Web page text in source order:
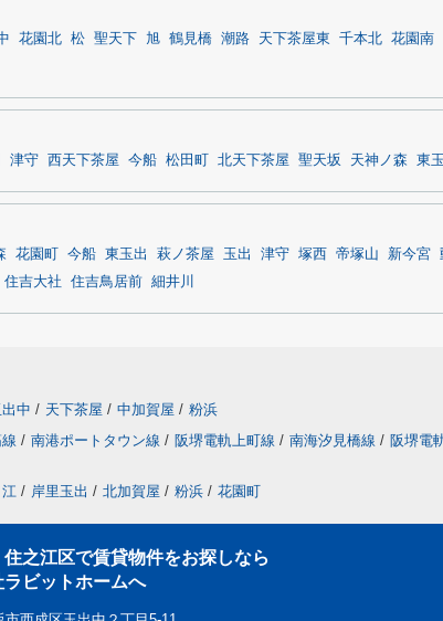
花園北 松 聖天下 旭 鶴見橋 潮路 天下茶屋東 千本北 花園南
津守 西天下茶屋 今船 松田町 北天下茶屋 聖天坂 天神ノ森 東
花園町 今船 東玉出 萩ノ茶屋 玉出 津守 塚西 帝塚山 新今宮
住吉大社 住吉鳥居前 細井川
出中 / 天下茶屋 / 中加賀屋 / 粉浜
/ 南港ポートタウン線 / 阪堺電軌上町線 / 南海汐見橋線 / 阪堺電
/ 岸里玉出 / 北加賀屋 / 粉浜 / 花園町
之江区で賃貸物件をお探しなら
ラビットホームへ